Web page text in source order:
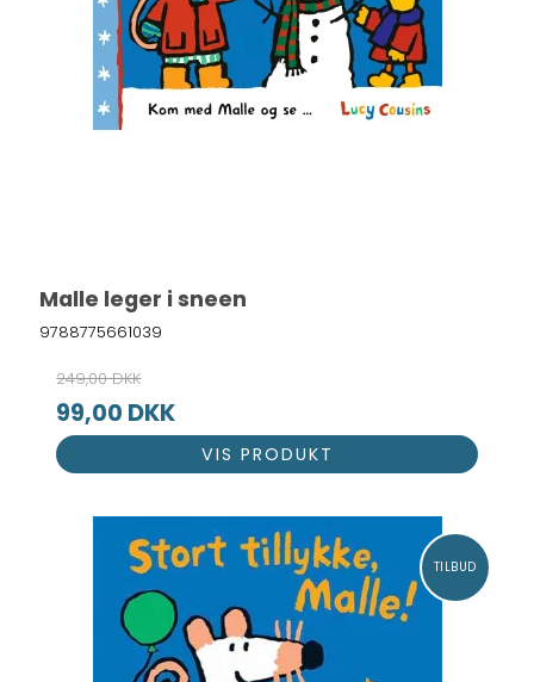
Malle leger i sneen
9788775661039
249,00 DKK
99,00 DKK
VIS PRODUKT
TILBUD